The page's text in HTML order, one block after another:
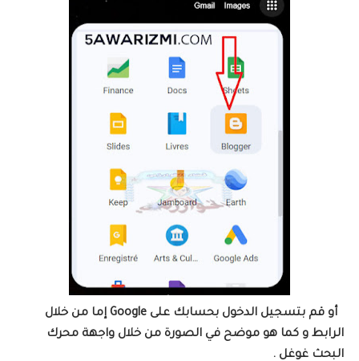
أو قم بتسجيل الدخول بحسابك على Google إما من خلال
الرابط و كما هو موضح في الصورة من خلال واجهة محرك
البحث غوغل .